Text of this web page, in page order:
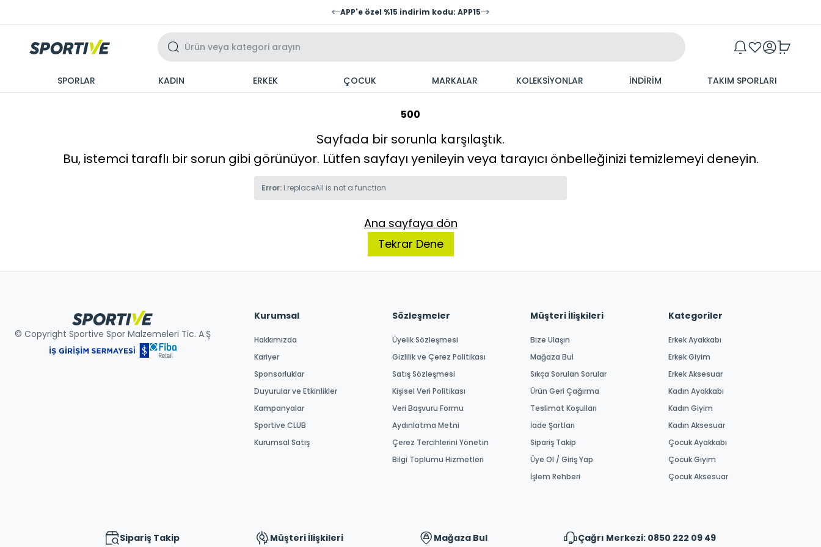
APP'e özel %15 indirim kodu: APP15
SPORLAR KADIN ERKEK ÇOCUK MARKALAR KOLEKSİYONLAR İNDİRİM TAKIM SPORLARI
500
Sayfada bir sorunla karşılaştık.
Bu, istemci taraflı bir sorun gibi görünüyor. Lütfen sayfayı yenileyin veya tarayıcı önbelleğinizi temizlemeyi deneyin.
Error: l.replaceAll is not a function
Ana sayfaya dön
Tekrar Dene
© Copyright Sportive Spor Malzemeleri Tic. A.Ş
Kurumsal
Hakkımızda
Kariyer
Sponsorluklar
Duyurular ve Etkinlikler
Kampanyalar
Sportive CLUB
Kurumsal Satış
Sözleşmeler
Üyelik Sözleşmesi
Gizlilik ve Çerez Politikası
Satış Sözleşmesi
Kişisel Veri Politikası
Veri Başvuru Formu
Aydınlatma Metni
Çerez Tercihlerini Yönetin
Bilgi Toplumu Hizmetleri
Müşteri İlişkileri
Bize Ulaşın
Mağaza Bul
Sıkça Sorulan Sorular
Ürün Geri Çağırma
Teslimat Koşulları
İade Şartları
Sipariş Takip
Üye Ol / Giriş Yap
İşlem Rehberi
Kategoriler
Erkek Ayakkabı
Erkek Giyim
Erkek Aksesuar
Kadın Ayakkabı
Kadın Giyim
Kadın Aksesuar
Çocuk Ayakkabı
Çocuk Giyim
Çocuk Aksesuar
Sipariş Takip Müşteri İlişkileri Mağaza Bul Çağrı Merkezi: 0850 222 09 49